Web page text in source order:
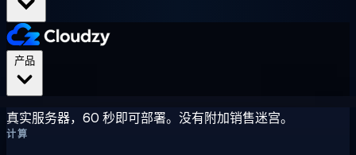
真实服务器，60 秒即可部署。没有附加销售迷宫。
计算